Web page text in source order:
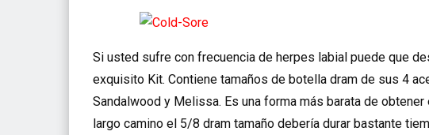
Si usted sufre con frecuencia de herpes labial puede que
exquisito Kit. Contiene tamaños de botella dram de sus 4
Sandalwood y Melissa. Es una forma más barata de
largo camino el 5/8 dram tamaño debería durar bastante